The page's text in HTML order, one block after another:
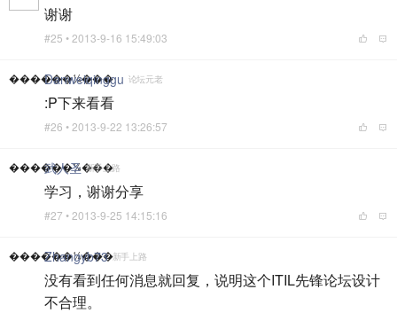
谢谢
#25 • 2013-9-16 15:49:03
������¼���
Danweiqinggu 论坛元老
:P下来看看
#26 • 2013-9-22 13:26:57
������¼���
武人圣 新手上路
学习，谢谢分享
#27 • 2013-9-25 14:15:16
������¼���
Zhangyb73 新手上路
没有看到任何消息就回复，说明这个ITIL先锋论坛设计
不合理。